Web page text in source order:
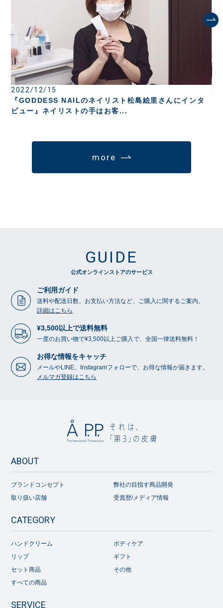
2022/12/15
『GODDESS NAILのネイリスト松島絵里さんにインタ
ビュー』ネイリストの手はお客...
more
GUIDE
公式オンラインストアのサービス
ご利用ガイド
送料や配送日数、お支払い方法など、ご購入に関するご案内。
詳細はこちら
¥3,500以上で送料無料
一度のお買い物で¥3,500以上ご購入で、全国一律送料無料！
お得な情報をキャッチ
メールやLINE、Instagramフォローで、お得な情報が届きます。
メルマガ登録はこちら
ABOUT
ブランドコンセプト
弊社の目指す商品開発
取り扱い店舗
受賞歴/メディア情報
CATEGORY
ハンドクリーム
ボディケア
リップ
ギフト
セット商品
その他
すべての商品
SERVICE